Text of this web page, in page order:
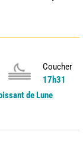
Coucher
17h31
de Lune